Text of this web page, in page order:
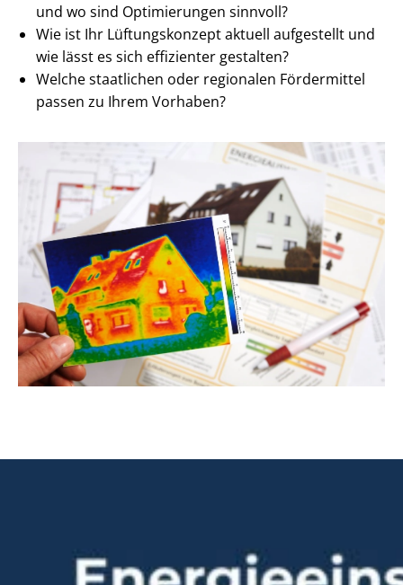
und wo sind Optimierungen sinnvoll?
Wie ist Ihr Lüftungskonzept aktuell aufgestellt und
wie lässt es sich effizienter gestalten?
Welche staatlichen oder regionalen Fördermittel
passen zu Ihrem Vorhaben?